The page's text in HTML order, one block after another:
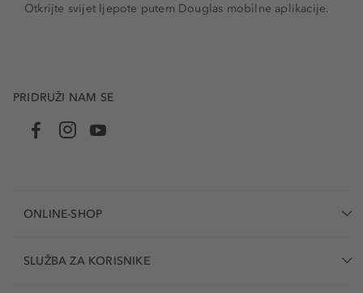
Otkrijte svijet ljepote putem Douglas mobilne aplikacije.
PRIDRUŽI NAM SE
ONLINE-SHOP
SLUŽBA ZA KORISNIKE